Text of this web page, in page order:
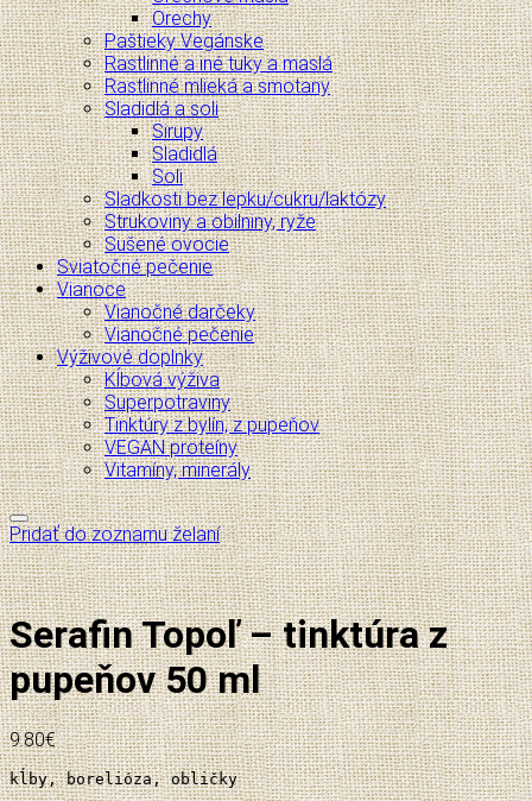
Orechy
Paštieky Vegánske
Rastlinné a iné tuky a maslá
Rastlinné mlieká a smotany
Sladidlá a soli
Sirupy
Sladidlá
Soli
Sladkosti bez lepku/cukru/laktózy
Strukoviny a obilniny, ryže
Sušené ovocie
Sviatočné pečenie
Vianoce
Vianočné darčeky
Vianočné pečenie
Výživové doplnky
Kĺbová výživa
Superpotraviny
Tinktúry z bylín, z pupeňov
VEGAN proteíny
Vitamíny, minerály
Pridať do zoznamu želaní
Serafin Topoľ – tinktúra z
pupeňov 50 ml
9.80€
kĺby, borelióza, obličky